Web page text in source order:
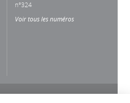
n°324
Voir tous les numéros